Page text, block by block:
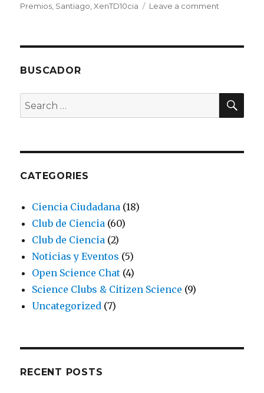
Premios Santiago ,XenTD10cia Leave a comment
Galicia
BUSCADOR
Search
for:
CATEGORIES
Ciencia Ciudadana (18)
Club de Ciencia (60)
Club de Ciencia (2)
Noticias y Eventos (5)
Open Science Chat (4)
Science Clubs & Citizen Science (9)
Uncategorized (7)
RECENT POSTS